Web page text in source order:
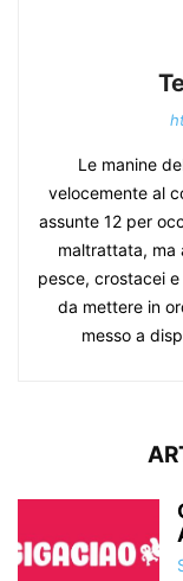
Le manine
velocemente al
assunte 12 per
maltrattata, ma
pesce, crostacei
da mettere in
messo a